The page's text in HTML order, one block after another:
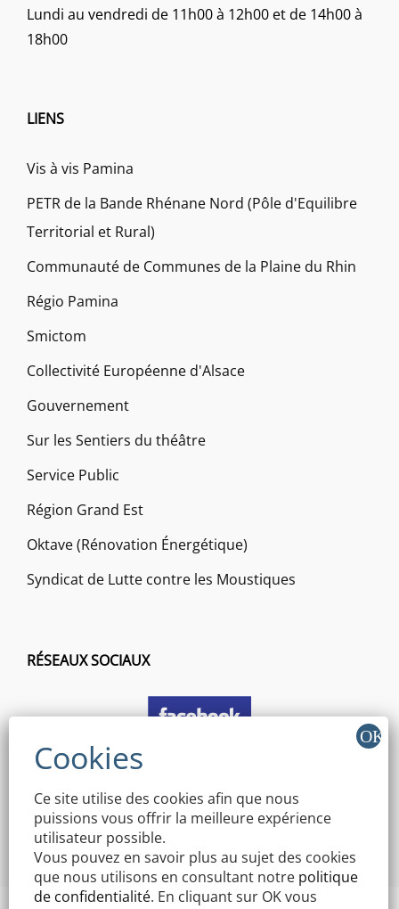
Lundi au vendredi de 11h00 à 12h00 et de 14h00 à
18h00
LIENS
Vis à vis Pamina
PETR de la Bande Rhénane Nord (Pôle d'Equilibre
Territorial et Rural)
Communauté de Communes de la Plaine du Rhin
Régio Pamina
Smictom
Collectivité Européenne d'Alsace
Gouvernement
Sur les Sentiers du théâtre
Service Public
Région Grand Est
Oktave (Rénovation Énergétique)
Syndicat de Lutte contre les Moustiques
RÉSEAUX SOCIAUX
Ce site utilise des cookies afin que nous
puissions vous offrir la meilleure expérience
utilisateur possible.
Vous pouvez en savoir plus au sujet des cookies
que nous utilisons en consultant notre politique
de confidentialité. En cliquant sur OK vous